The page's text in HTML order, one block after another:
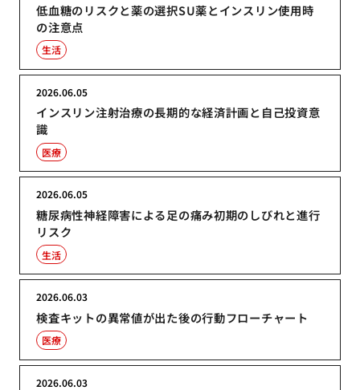
低血糖のリスクと薬の選択SU薬とインスリン使用時
の注意点
生活
インスリン注射治療の長期的な経済計画と自己投資意
識
2026.06.05
医療
糖尿病性神経障害による足の痛み初期のしびれと進行
リスク
2026.06.05
生活
検査キットの異常値が出た後の行動フローチャート
2026.06.03
医療
2026.06.03